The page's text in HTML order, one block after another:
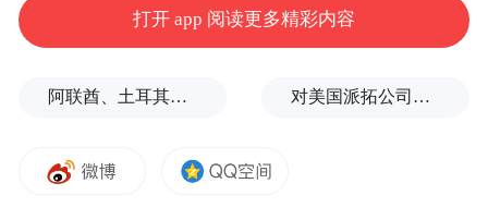
打开 app 阅读更多精彩内容
阿联酋、土耳其、沙特等8国外长发表联合声明 对美国派拓公司进行安全审查有何深意？专家解析